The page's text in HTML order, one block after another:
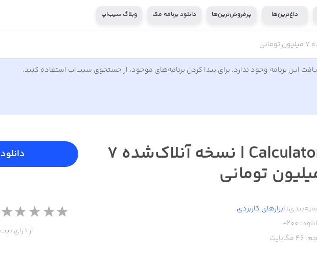
داغ‌ترین‌ها پرفروش‌ترین‌ها دانلود برنامه مک وبلاگ سیب‌اپ
این برنامه وجود ندارد. برای پیدا کردن برنامه‌های موجود، از جستجوی سیب‌اپ استفاده کنید.
Calculator | نسخه آنلاک‌شده ۷
تومانی
ابزار‌های کاربردی
200+
46 مگابایت
دانلود
از 1 رای ثبت شده